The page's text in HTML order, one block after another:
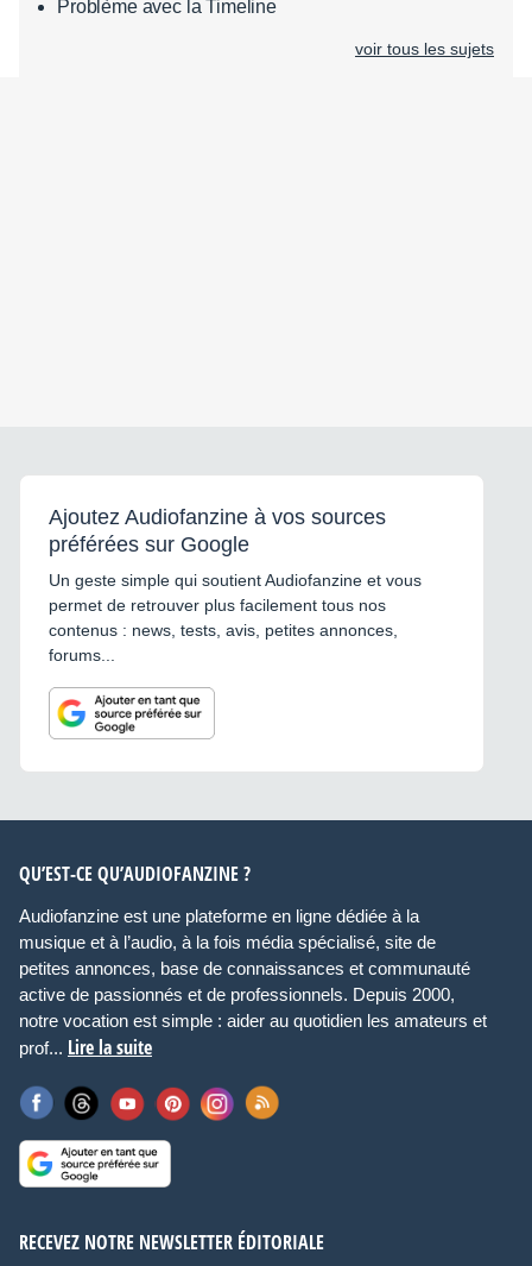
Problème avec la Timeline
voir tous les sujets
Ajoutez Audiofanzine à vos sources
préférées sur Google
Un geste simple qui soutient Audiofanzine et vous
permet de retrouver plus facilement tous nos
contenus : news, tests, avis, petites annonces,
forums...
QU’EST-CE QU’AUDIOFANZINE ?
Audiofanzine est une plateforme en ligne dédiée à la
musique et à l’audio, à la fois média spécialisé, site de
petites annonces, base de connaissances et communauté
active de passionnés et de professionnels. Depuis 2000,
notre vocation est simple : aider au quotidien les amateurs et
prof... Lire la suite
RECEVEZ NOTRE NEWSLETTER ÉDITORIALE